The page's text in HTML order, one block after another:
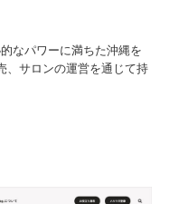
なパワーに満ちた沖縄を
、サロンの運営を通じて持